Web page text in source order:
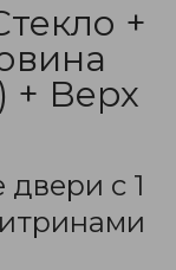
+
+ Верх
с 1